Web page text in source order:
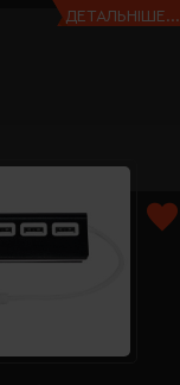
ДЕТАЛЬНІШЕ...